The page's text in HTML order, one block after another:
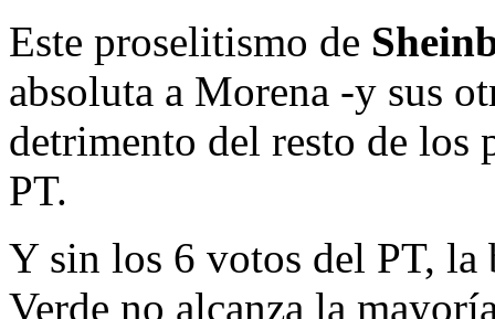
Este proselitismo de
absoluta a Morena -y sus
detrimento del resto de
PT.
Y sin los 6 votos del PT, la
Verde no alcanza la